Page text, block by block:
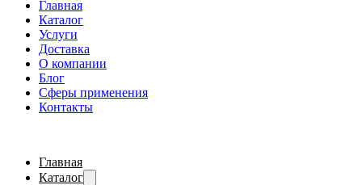
Главная
Каталог
Услуги
Доставка
О компании
Блог
Сферы применения
Контакты
Главная
Каталог